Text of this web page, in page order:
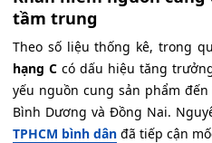
tầm trung
Theo số liệu thống kê, trong
hạng C có dấu hiệu tăng
yếu nguồn cung sản phẩm
Bình Dương và Đồng Nai.
TPHCM bình dân đã tiếp cận